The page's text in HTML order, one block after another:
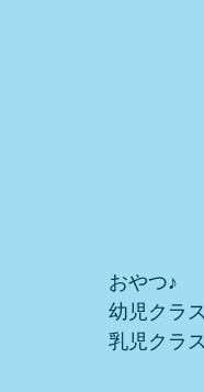
おやつ♪
幼児クラ
乳児クラ